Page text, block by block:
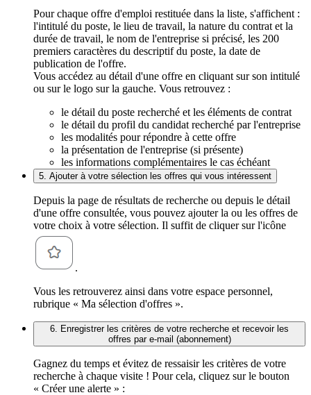
Pour chaque offre d'emploi restituée dans la liste, s'affichent :
l'intitulé du poste, le lieu de travail, la nature du contrat et la
durée de travail, le nom de l'entreprise si précisé, les 200
premiers caractères du descriptif du poste, la date de
publication de l'offre.
Vous accédez au détail d'une offre en cliquant sur son intitulé
ou sur le logo sur la gauche. Vous retrouvez :
le détail du poste recherché et les éléments de contrat
le détail du profil du candidat recherché par l'entreprise
les modalités pour répondre à cette offre
la présentation de l'entreprise (si présente)
les informations complémentaires le cas échéant
5. Ajouter à votre sélection les offres qui vous intéressent
Depuis la page de résultats de recherche ou depuis le détail
d'une offre consultée, vous pouvez ajouter la ou les offres de
votre choix à votre sélection. Il suffit de cliquer sur l'icône
.
Vous les retrouverez ainsi dans votre espace personnel,
rubrique « Ma sélection d'offres ».
6. Enregistrer les critères de votre recherche et recevoir les
offres par e-mail (abonnement)
Gagnez du temps et évitez de ressaisir les critères de votre
recherche à chaque visite ! Pour cela, cliquez sur le bouton
« Créer une alerte » :